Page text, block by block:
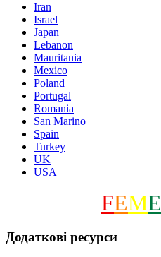
Iran
Israel
Japan
Lebanon
Mauritania
Mexico
Poland
Portugal
Romania
San Marino
Spain
Turkey
UK
USA
FEME
Додаткові ресурси